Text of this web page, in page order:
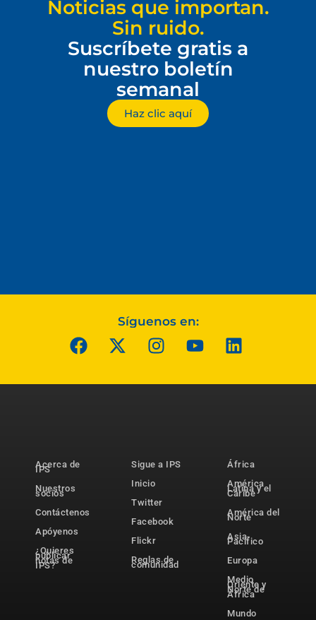
Noticias que importan.
Sin ruido.
Suscríbete gratis a
nuestro boletín
semanal
Haz clic aquí
Síguenos en:
Acerca de
IPS
Nuestros
socios
Contáctenos
Apóyenos
¿Quieres
publicar
notas de
IPS?
Sigue a IPS
Inicio
Twitter
Facebook
Flickr
Reglas de
comunidad
África
América
Latina y el
Caribe
América del
Norte
Asia-
Pacífico
Europa
Medio
Oriente y
Norte de
África
Mundo